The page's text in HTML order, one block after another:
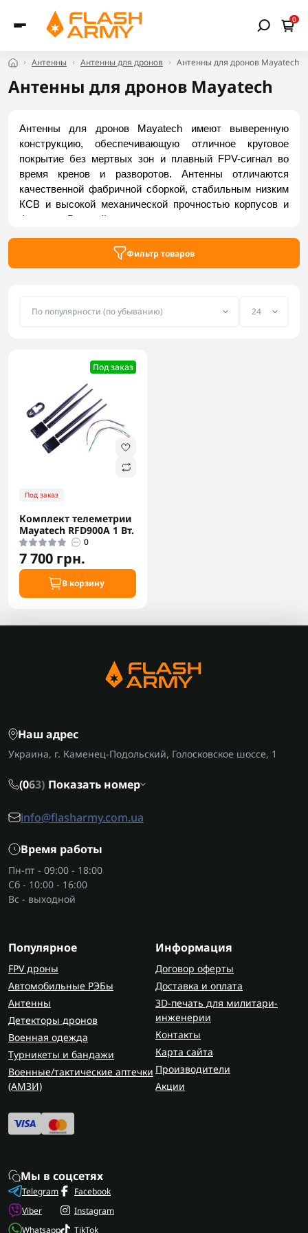
0
Антенны Антенны для дронов Антенны для дронов Mayatech
Антенны для дронов Mayatech
Антенны для дронов Mayatech имеют выверенную
конструкцию, обеспечивающую отличное круговое
покрытие без мертвых зон и плавный FPV-сигнал во
время кренов и разворотов. Антенны отличаются
качественной фабричной сборкой, стабильным низким
КСВ и высокой механической прочностью корпусов и
фидеров. В линейке представлен комплект телеметрии
надежной связи с дроном на больших тактических
Фильтр товаров
Под заказ
Под заказ
Комплект телеметрии
Mayatech RFD900A 1 Вт.
0
7 700 грн.
В корзину
Наш адрес
Украина, г. Каменец-Подольский, Голосковское шоссе, 1
(063) Показать номер
info@flasharmy.com.ua
Время работы
Пн-пт - 09:00 - 18:00
Сб - 10:00 - 16:00
Вс - выходной
Популярное
FPV дроны
Автомобильные РЭБы
Антенны
Детекторы дронов
Военная одежда
Турникеты и бандажи
Военные/тактические аптечки
(AMЗИ)
Информация
Договор оферты
Доставка и оплата
3D-печать для милитари-
инженерии
Контакты
Карта сайта
Производители
Акции
Мы в соцсетях
Telegram
Viber
Whatsapp
Facebook
Instagram
TikTok